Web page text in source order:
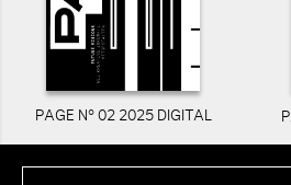
PAGE N° 02 2025 DIGITAL